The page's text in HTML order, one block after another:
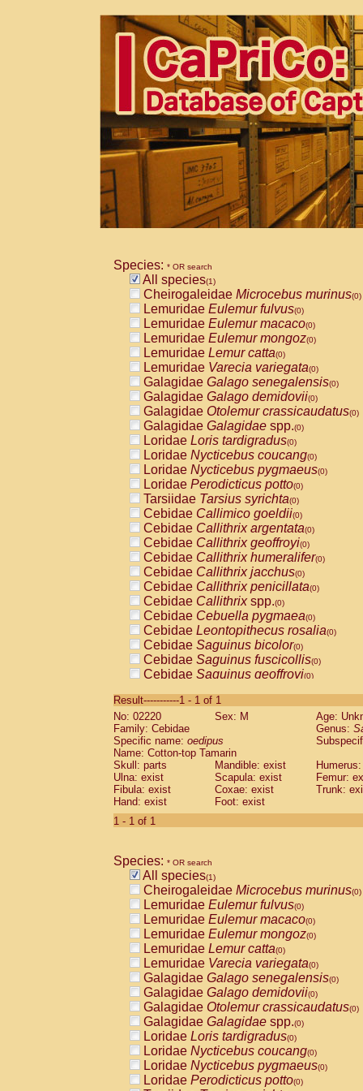
Species: * OR search
All species(1)
Cheirogaleidae Microcebus murinus(0)
Lemuridae Eulemur fulvus(0)
Lemuridae Eulemur macaco(0)
Lemuridae Eulemur mongoz(0)
Lemuridae Lemur catta(0)
Lemuridae Varecia variegata(0)
Galagidae Galago senegalensis(0)
Galagidae Galago demidovii(0)
Galagidae Otolemur crassicaudatus(0)
Galagidae Galagidae spp.(0)
Loridae Loris tardigradus(0)
Loridae Nycticebus coucang(0)
Loridae Nycticebus pygmaeus(0)
Loridae Perodicticus potto(0)
Tarsiidae Tarsius syrichta(0)
Cebidae Callimico goeldii(0)
Cebidae Callithrix argentata(0)
Cebidae Callithrix geoffroyi(0)
Cebidae Callithrix humeralifer(0)
Cebidae Callithrix jacchus(0)
Cebidae Callithrix penicillata(0)
Cebidae Callithrixspp.(0)
Cebidae Cebuella pygmaea(0)
Cebidae Leontopithecus rosalia(0)
Cebidae Saguinus bicolor(0)
Cebidae Saguinus fuscicollis(0)
Cebidae Saguinus geoffroyi(0)
CebidaeSaguinus labiatus(0)
Cebidae Saguinus leucopus (0)
Cebidae
CebidaeSaguinus mystax
Cebidae Saguinus nigricollis (0)
Cebidae Saguinus oedipus
Cebidae Saguinus weddelli
Cebidae Saguinusspp.
Cebidae
CebidaeCebus capucinus
CebidaeCebus nigrivittatus
CebidaeCebus spp.(0)
CebidaeSaimiri boliviensis(0)
CebidaeSaimiri sciureus(0)
AtelidaeAlouatta caraya(0)
AtelidaeAlouatta fusca(0)
AtelidaeAlouatta seniculus(0)
AtelidaeAlouattaspp.(0)
AtelidaeAteles belzebuth(0)
AtelidaeAteles geoffroyi(0)
AtelidaeAteles paniscus(0)
AtelidaeAtelesspp.(0)
AtelidaeLagothrix lagothricha(0)
AtelidaeLagothrix lagothricha cana
PitheciidaeCacajao calvus
Result-----------1 - 1 of 1
No: 02220
Sex: M
Age:
Family: Cebidae
Genus:
Specific name: oedipus
Name: Cotton-top Tamarin
Skull: parts
Mandible: exist
Ulna: exist
Scapula: exist
Femur:
Fibula: exist
Coxae: exist
Trunk:
Hand: exist
Foot: exist
1 - 1 of 1
Species: * OR search
All species(1)
Cheirogaleidae Microcebus murinus(0)
Lemuridae Eulemur fulvus(0)
Lemuridae Eulemur macaco(0)
Lemuridae Eulemur mongoz(0)
Lemuridae Lemur catta(0)
Lemuridae Varecia variegata(0)
Galagidae Galago senegalensis(0)
Galagidae Galago demidovii(0)
Galagidae Otolemur crassicaudatus(0)
Galagidae Galagidae spp.(0)
Loridae Loris tardigradus(0)
Loridae Nycticebus coucang(0)
Loridae Nycticebus pygmaeus(0)
Loridae Perodicticus potto(0)